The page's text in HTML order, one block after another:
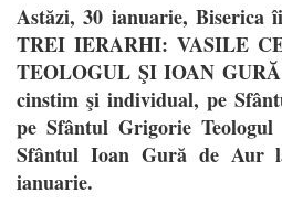
Astăzi, 30 ianuarie,
TREI IERARHI: VASILE
TEOLOGUL ŞI IOAN
cinstim şi individual, pe
pe Sfântul Grigorie
Sfântul Ioan Gură de Aur
ianuarie.